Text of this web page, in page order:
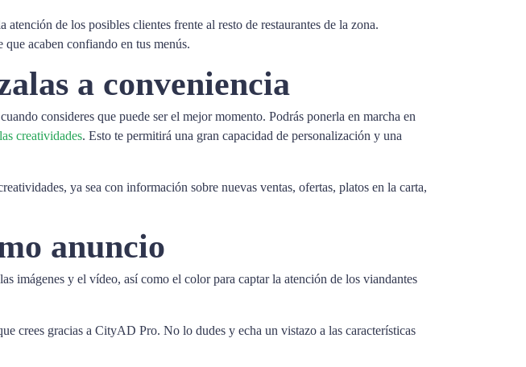
de los posibles clientes frente al resto de restaurantes de la zona.
acaben confiando en tus menús.
a conveniencia
consideres que puede ser el mejor momento. Podrás ponerla en marcha en
creatividades. Esto te permitirá una gran capacidad de personalización y una
ya sea con información sobre nuevas ventas, ofertas, platos en la carta,
anuncio
imágenes y el vídeo, así como el color para captar la atención de los viandantes
crees gracias a CityAD Pro. No lo dudes y echa un vistazo a las características